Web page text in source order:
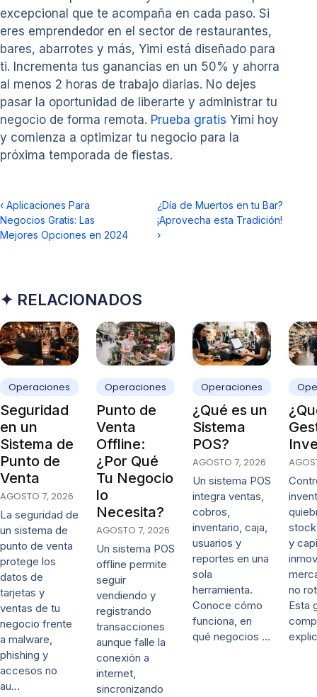
excepcional que te acompaña en cada paso. Si
eres emprendedor en el sector de restaurantes,
bares, abarrotes y más, Yimi está diseñado para
ti. Incrementa tus ganancias en un 50% y ahorra
al menos 2 horas de trabajo diarias. No dejes
pasar la oportunidad de liberarte y administrar tu
negocio de forma remota. Prueba gratis Yimi hoy
y comienza a optimizar tu negocio para la
próxima temporada de fiestas.
‹ Aplicaciones Para
Negocios Gratis: Las
Mejores Opciones en 2024
¿Día de Muertos en tu Bar?
¡Aprovecha esta Tradición!
›
✦ RELACIONADOS
Operaciones
Seguridad
en un
Sistema de
Punto de
Venta
AGOSTO 7, 2026
La seguridad de
un sistema de
punto de venta
protege los
datos de
tarjetas y
ventas de tu
negocio frente
a malware,
phishing y
accesos no
au…
Operaciones
Punto de
Venta
Offline:
¿Por Qué
Tu Negocio
lo
Necesita?
AGOSTO 7, 2026
Un sistema POS
offline permite
seguir
vendiendo y
registrando
transacciones
aunque falle la
conexión a
internet,
sincronizando
Operaciones
¿Qué es un
Sistema
POS?
AGOSTO 7, 2026
Un sistema POS
integra ventas,
cobros,
inventario, caja,
usuarios y
reportes en una
sola
herramienta.
Conoce cómo
funciona, en
qué negocios …
y
no
Esta